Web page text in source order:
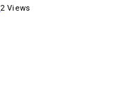
2 Views